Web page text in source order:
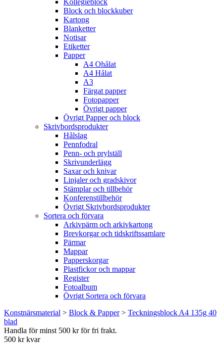
Kollegieblock
Block och blockkuber
Kartong
Blanketter
Notisar
Etiketter
Papper
A4 Ohålat
A4 Hålat
A3
Färgat papper
Fotopapper
Övrigt papper
Övrigt Papper och block
Skrivbordsprodukter
Hålslag
Pennfodral
Penn- och prylställ
Skrivunderlägg
Saxar och knivar
Linjaler och gradskivor
Stämplar och tillbehör
Konferenstillbehör
Övrigt Skrivbordsprodukter
Sortera och förvara
Arkivpärm och arkivkartong
Brevkorgar och tidskriftssamlare
Pärmar
Mappar
Papperskorgar
Plastfickor och mappar
Register
Fotoalbum
Övrigt Sortera och förvara
Konstnärsmaterial > Block & Papper> Teckningsblock A4 135g 40
blad
Handla för minst 500 kr för fri frakt.
500 kr kvar